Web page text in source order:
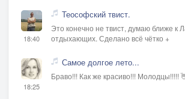
18:40
Теософский твист.
Это конечно не твист, думаю ближе к
отдыхающих. Сделано всё чётко +
18:25
Самое долгое лето...
Браво!!! Как же красиво!!! Молодцы!!!!!